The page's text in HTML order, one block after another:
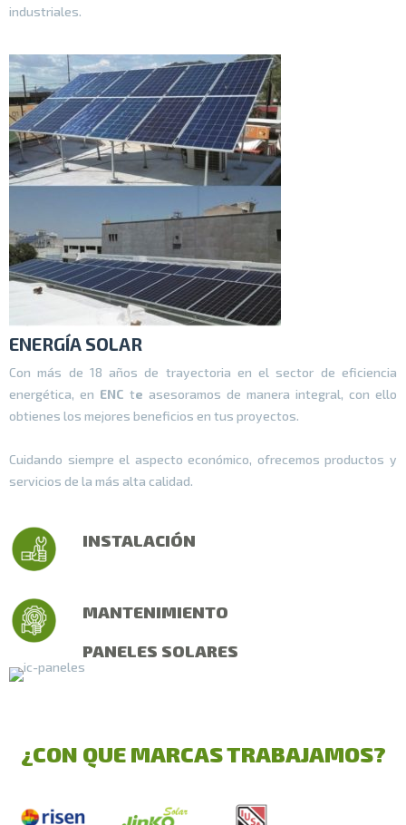
industriales.
ENERGÍA SOLAR
Con más de 18 años de trayectoria en el sector de eficiencia
energética, en ENC te asesoramos de manera integral, con ello
obtienes los mejores beneficios en tus proyectos.
Cuidando siempre el aspecto económico, ofrecemos productos y
servicios de la más alta calidad.
INSTALACIÓN
MANTENIMIENTO
PANELES SOLARES
¿CON QUE MARCAS TRABAJAMOS?